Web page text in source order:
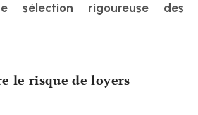
sélection rigoureuse des
le risque de loyers